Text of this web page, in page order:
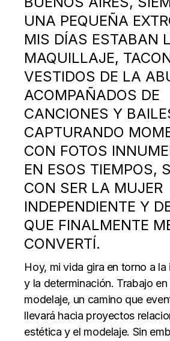
UNA PEQUEÑA
MIS DÍAS ESTABAN
MAQUILLAJE,
VESTIDOS DE LA
ACOMPAÑADOS DE
CANCIONES Y
CAPTURANDO
CON FOTOS
EN ESOS TIEMPOS,
CON SER LA MUJER
INDEPENDIENTE Y
QUE FINALMENTE
CONVERTÍ.
Hoy, mi vida gira en torno a la
y la determinación. Trabajo
modelaje, un camino que
llevará hacia proyectos
estética y el modelaje. Sin